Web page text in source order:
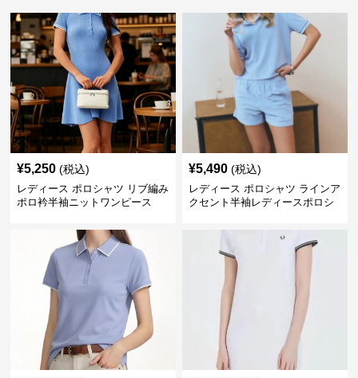
¥5,250 (税込)
レディース ポロシャツ リブ編み
ポロ衿半袖ニットワンピース
¥5,490 (税込)
レディース ポロシャツ ラインア
クセント半袖レディースポロシ